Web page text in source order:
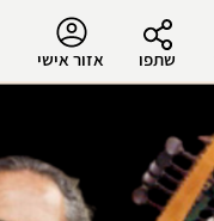
שתפו אזור אישי